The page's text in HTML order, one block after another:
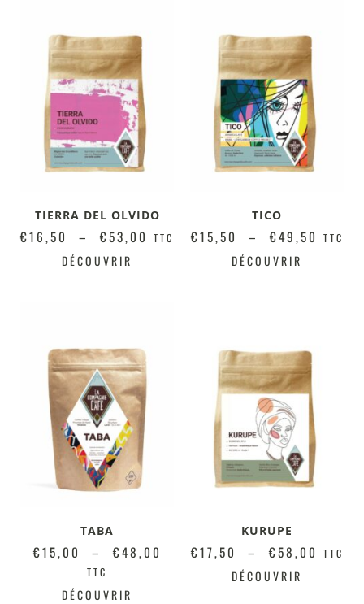
TIERRA DEL OLVIDO
€16,50 – €53,00 TTC
DÉCOUVRIR
TICO
€15,50 – €49,50 TTC
DÉCOUVRIR
TABA
€15,00 – €48,00
TTC
DÉCOUVRIR
KURUPE
€17,50 – €58,00 TTC
DÉCOUVRIR